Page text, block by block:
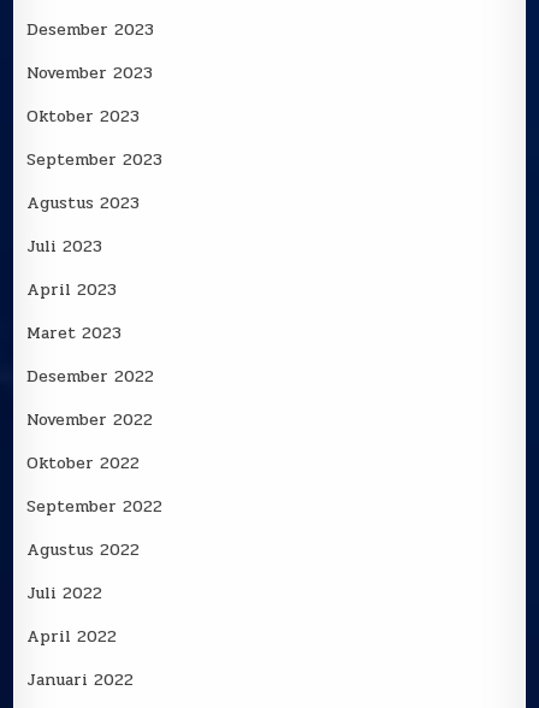
Desember 2023
November 2023
Oktober 2023
September 2023
Agustus 2023
Juli 2023
April 2023
Maret 2023
Desember 2022
November 2022
Oktober 2022
September 2022
Agustus 2022
Juli 2022
April 2022
Januari 2022